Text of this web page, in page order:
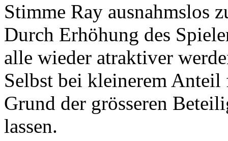
Stimme Ray ausnahmslos
Durch Erhöhung des
alle wieder atraktiver
Selbst bei kleinerem
Grund der grösseren
lassen.